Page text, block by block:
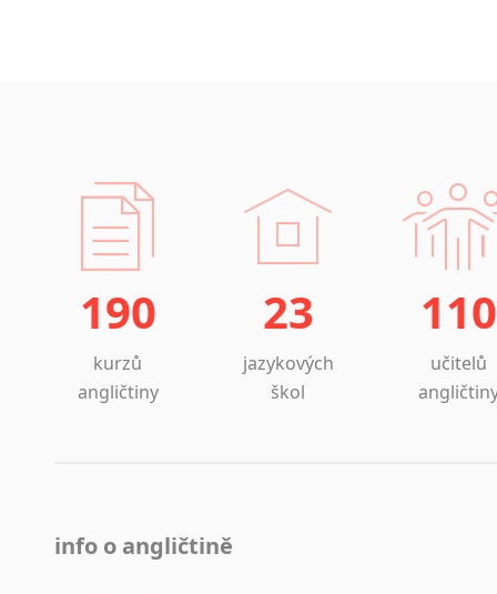
190
kurzů
angličtiny
23
jazykových
škol
110
učitelů
info o angličtině